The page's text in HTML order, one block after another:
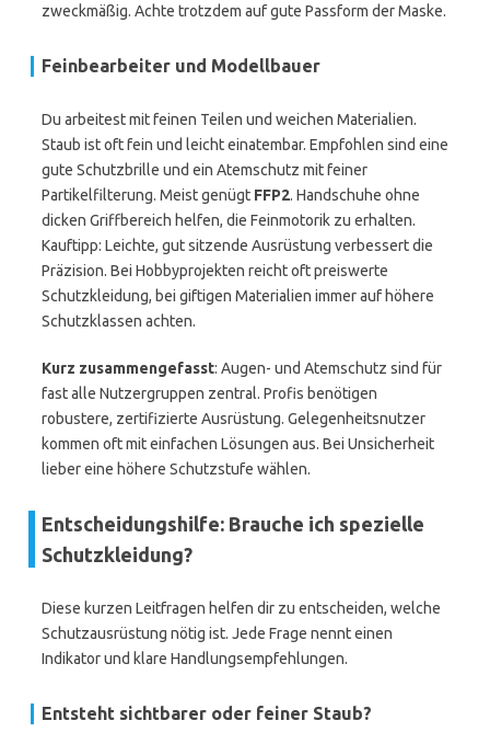
zweckmäßig. Achte trotzdem auf gute Passform der Maske.
Feinbearbeiter und Modellbauer
Du arbeitest mit feinen Teilen und weichen Materialien.
Staub ist oft fein und leicht einatembar. Empfohlen sind eine
gute Schutzbrille und ein Atemschutz mit feiner
Partikelfilterung. Meist genügt FFP2. Handschuhe ohne
dicken Griffbereich helfen, die Feinmotorik zu erhalten.
Kauftipp: Leichte, gut sitzende Ausrüstung verbessert die
Präzision. Bei Hobbyprojekten reicht oft preiswerte
Schutzkleidung, bei giftigen Materialien immer auf höhere
Schutzklassen achten.
Kurz zusammengefasst: Augen- und Atemschutz sind für
fast alle Nutzergruppen zentral. Profis benötigen
robustere, zertifizierte Ausrüstung. Gelegenheitsnutzer
kommen oft mit einfachen Lösungen aus. Bei Unsicherheit
lieber eine höhere Schutzstufe wählen.
Entscheidungshilfe: Brauche ich spezielle
Schutzkleidung?
Diese kurzen Leitfragen helfen dir zu entscheiden, welche
Schutzausrüstung nötig ist. Jede Frage nennt einen
Indikator und klare Handlungsempfehlungen.
Entsteht sichtbarer oder feiner Staub?